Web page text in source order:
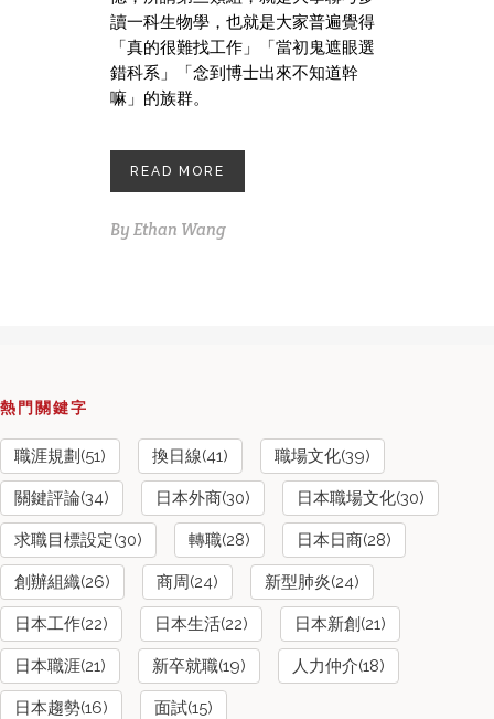
讀一科生物學，也就是大家普遍覺得
「真的很難找工作」「當初鬼遮眼選
錯科系」「念到博士出來不知道幹
嘛」的族群。
READ MORE
By Ethan Wang
熱門關鍵字
職涯規劃(51) 換日線(41) 職場文化(39)
關鍵評論(34) 日本外商(30) 日本職場文化(30)
求職目標設定(30) 轉職(28) 日本日商(28)
創辦組織(26) 商周(24) 新型肺炎(24)
日本工作(22) 日本生活(22) 日本新創(21)
日本職涯(21) 新卒就職(19) 人力仲介(18)
日本趨勢(16) 面試(15)